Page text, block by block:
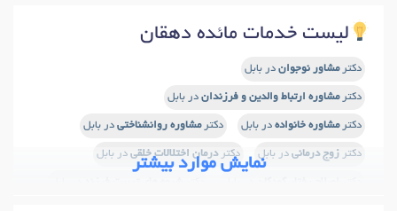
لیست خدمات مائده دهقان
دکترمشاور نوجوان در بابل
دکترمشاوره ارتباط والدین و فرزندان در بابل
دکترمشاوره خانواده در بابل دکترمشاوره روانشناختی در بابل
دکتر زوج درمانی در بابل دکتردرمان اختلالات خلقی در بابل
نمایش موارد بیشتر